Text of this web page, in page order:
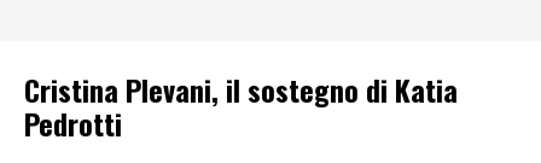
Cristina Plevani, il sostegno di Katia
Pedrotti